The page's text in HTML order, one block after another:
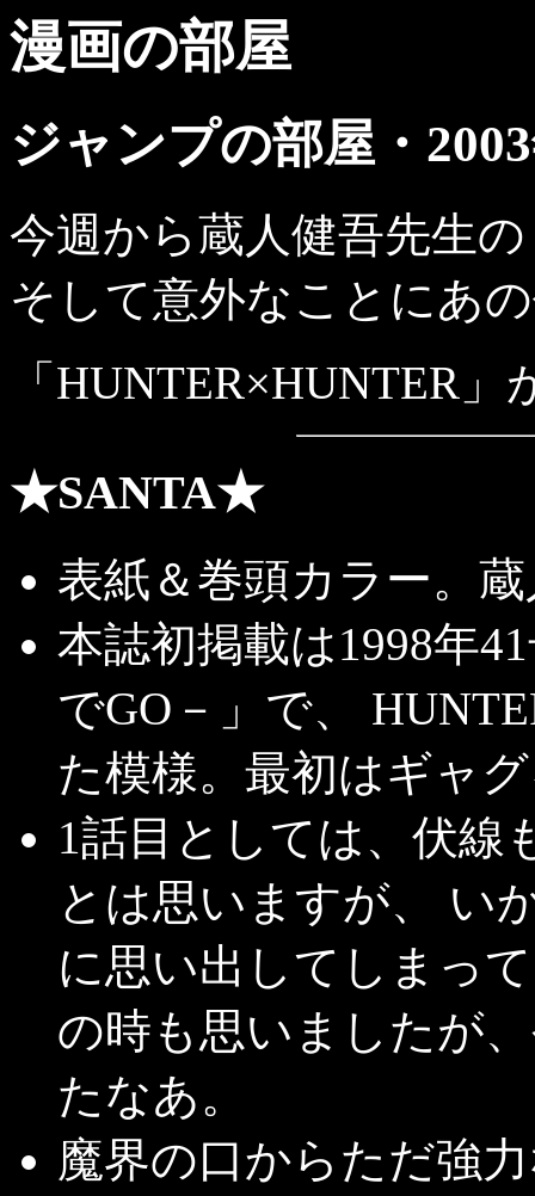
漫画の部屋
ジャンプの部屋・
今週から蔵人健吾先生
そして意外なことにあ
「HUNTER×HUNTER
★SANTA★
表紙＆巻頭カラー。
本誌初掲載は1998年
でGO－」で、
た模様。最初はギャ
1話目としては、伏線
とは思いますが、 い
に思い出してしまっ
の時も思いましたが
たなあ。
魔界の口からただ強